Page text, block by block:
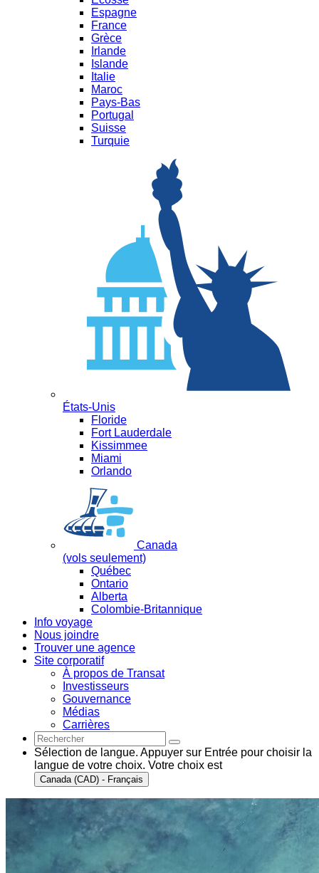
Espagne
France
Grèce
Irlande
Islande
Italie
Maroc
Pays-Bas
Portugal
Suisse
Turquie
États-Unis
Floride
Fort Lauderdale
Kissimmee
Miami
Orlando
Canada
(vols seulement)
Québec
Ontario
Alberta
Colombie-Britannique
Info voyage
Nous joindre
Trouver une agence
Site corporatif
À propos de Transat
Investisseurs
Gouvernance
Médias
Carrières
Sélection de langue. Appuyer sur Entrée pour choisir la
langue de votre choix. Votre choix est
Canada (CAD) - Français